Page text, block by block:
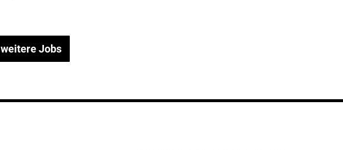
weitere Jobs